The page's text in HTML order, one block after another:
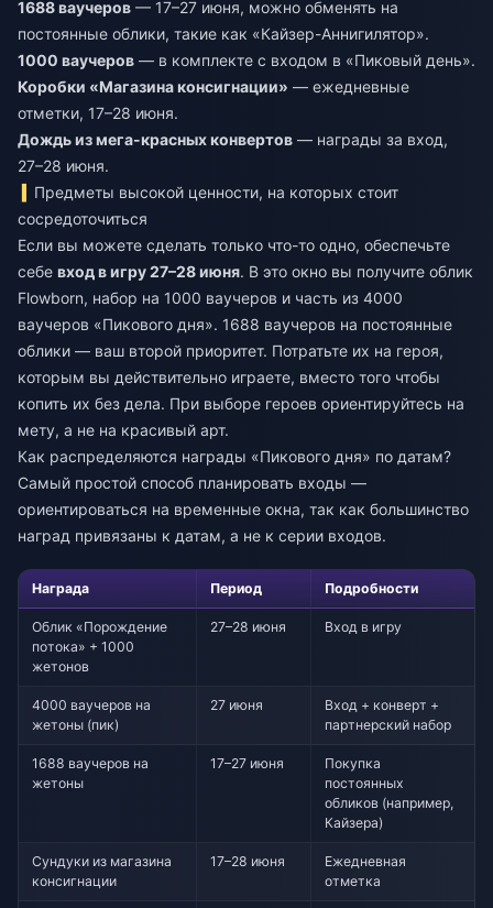
1688 ваучеров — 17–27 июня, можно обменять на
постоянные облики, такие как «Кайзер-Аннигилятор».
1000 ваучеров — в комплекте с входом в «Пиковый день».
Коробки «Магазина консигнации» — ежедневные
отметки, 17–28 июня.
Дождь из мега-красных конвертов — награды за вход,
27–28 июня.
Предметы высокой ценности, на которых стоит
сосредоточиться
Если вы можете сделать только что-то одно, обеспечьте
себе вход в игру 27–28 июня. В это окно вы получите облик
Flowborn, набор на 1000 ваучеров и часть из 4000
ваучеров «Пикового дня». 1688 ваучеров на постоянные
облики — ваш второй приоритет. Потратьте их на героя,
которым вы действительно играете, вместо того чтобы
копить их без дела. При выборе героев ориентируйтесь на
мету, а не на красивый арт.
Как распределяются награды «Пикового дня» по датам?
Самый простой способ планировать входы —
ориентироваться на временные окна, так как большинство
наград привязаны к датам, а не к серии входов.
Награда Период Подробности
Облик «Порождение
потока» + 1000
жетонов
27–28 июня Вход в игру
4000 ваучеров на
жетоны (пик)
27 июня
Вход + конверт +
партнерский набор
1688 ваучеров на
жетоны
17–27 июня
Покупка
постоянных
обликов (например,
Кайзера)
Сундуки из магазина
консигнации
17–28 июня
Ежедневная
отметка